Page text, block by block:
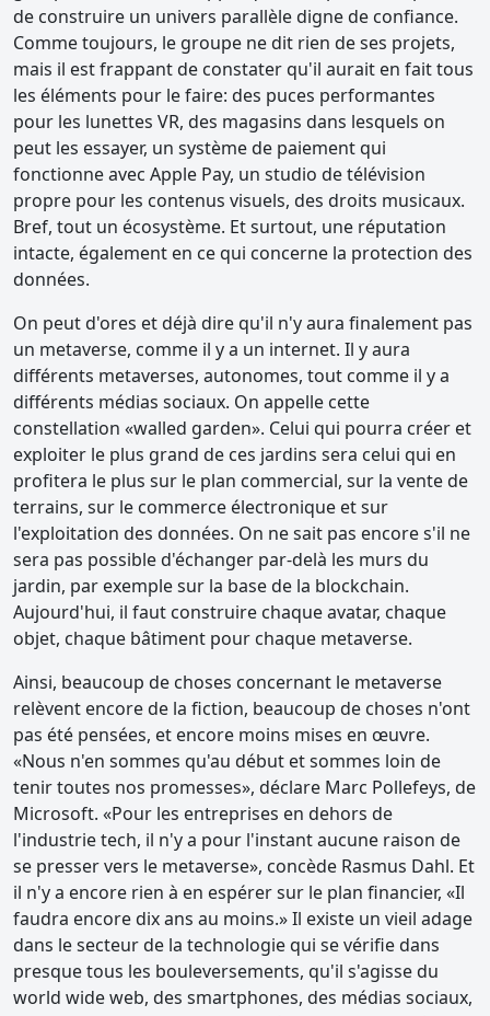
de construire un univers parallèle digne de confiance.
Comme toujours, le groupe ne dit rien de ses projets,
mais il est frappant de constater qu'il aurait en fait tous
les éléments pour le faire: des puces performantes
pour les lunettes VR, des magasins dans lesquels on
peut les essayer, un système de paiement qui
fonctionne avec Apple Pay, un studio de télévision
propre pour les contenus visuels, des droits musicaux.
Bref, tout un écosystème. Et surtout, une réputation
intacte, également en ce qui concerne la protection des
données.
On peut d'ores et déjà dire qu'il n'y aura finalement pas
un metaverse, comme il y a un internet. Il y aura
différents metaverses, autonomes, tout comme il y a
différents médias sociaux. On appelle cette
constellation «walled garden». Celui qui pourra créer et
exploiter le plus grand de ces jardins sera celui qui en
profitera le plus sur le plan commercial, sur la vente de
terrains, sur le commerce électronique et sur
l'exploitation des données. On ne sait pas encore s'il ne
sera pas possible d'échanger par-delà les murs du
jardin, par exemple sur la base de la blockchain.
Aujourd'hui, il faut construire chaque avatar, chaque
objet, chaque bâtiment pour chaque metaverse.
Ainsi, beaucoup de choses concernant le metaverse
relèvent encore de la fiction, beaucoup de choses n'ont
pas été pensées, et encore moins mises en œuvre.
«Nous n'en sommes qu'au début et sommes loin de
tenir toutes nos promesses», déclare Marc Pollefeys, de
Microsoft. «Pour les entreprises en dehors de
l'industrie tech, il n'y a pour l'instant aucune raison de
se presser vers le metaverse», concède Rasmus Dahl. Et
il n'y a encore rien à en espérer sur le plan financier, «Il
faudra encore dix ans au moins.» Il existe un vieil adage
dans le secteur de la technologie qui se vérifie dans
presque tous les bouleversements, qu'il s'agisse du
world wide web, des smartphones, des médias sociaux,